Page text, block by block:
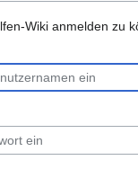
Wiki anmelden zu